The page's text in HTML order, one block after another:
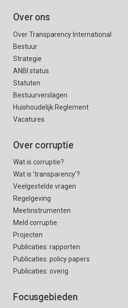
Over ons
Over Transparency International
Bestuur
Strategie
ANBI status
Statuten
Bestuurverslagen
Huishoudelijk Reglement
Vacatures
Over corruptie
Wat is corruptie?
Wat is ’transparency’?
Veelgestelde vragen
Regelgeving
Meetinstrumenten
Meld corruptie
Projecten
Publicaties: rapporten
Publicaties: policy papers
Publicaties: overig
Focusgebieden